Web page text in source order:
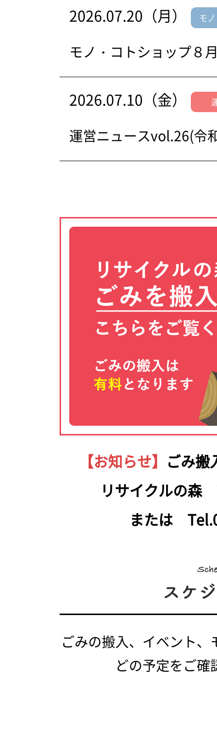
2026.07.20（月） モ
モノ・コトショップ８
2026.07.10（金）
運営ニュースvol.26(令
【お知らせ】 ごみ搬
リサイクルの森
または
ごみの搬入、イベント
どの予定をご